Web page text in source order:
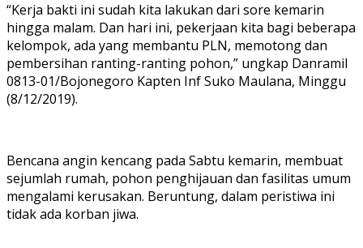
“Kerja bakti ini sudah kita lakukan dari sore kemarin
hingga malam. Dan hari ini, pekerjaan kita bagi beberapa
kelompok, ada yang membantu PLN, memotong dan
pembersihan ranting-ranting pohon,” ungkap Danramil
0813-01/Bojonegoro Kapten Inf Suko Maulana, Minggu
(8/12/2019).
Bencana angin kencang pada Sabtu kemarin, membuat
sejumlah rumah, pohon penghijauan dan fasilitas umum
mengalami kerusakan. Beruntung, dalam peristiwa ini
tidak ada korban jiwa.